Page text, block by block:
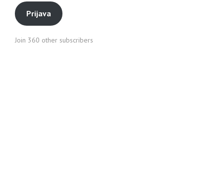
Prijava
Join 360 other subscribers